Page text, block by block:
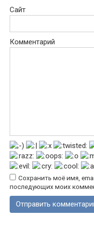
Сайт
Комментарий
Сохранить моё имя,
последующих моих